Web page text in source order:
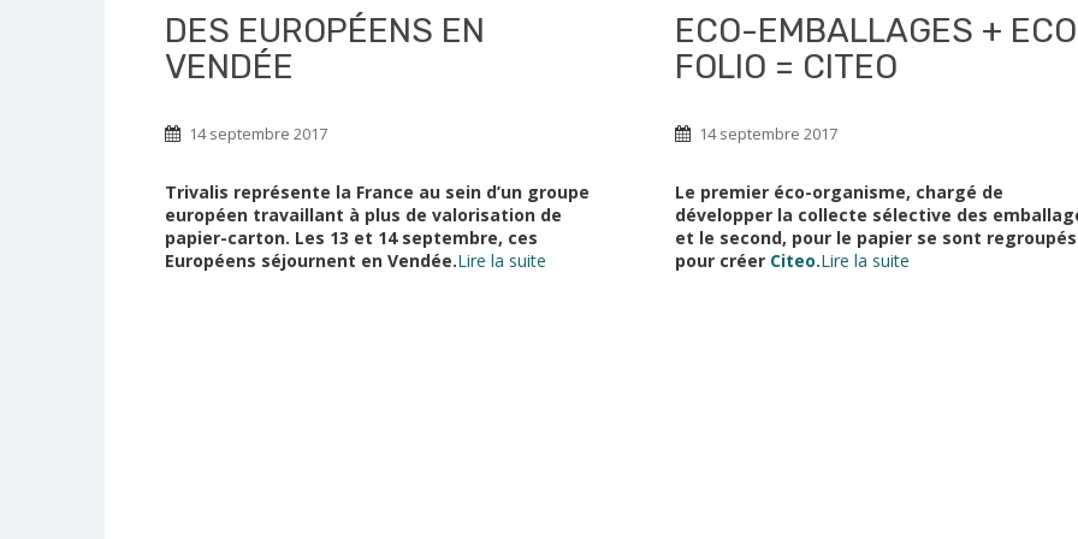
DES EUROPÉENS EN
VENDÉE
14 septembre 2017
Trivalis représente la France au sein d’un groupe
européen travaillant à plus de valorisation de
papier-carton. Les 13 et 14 septembre, ces
Européens séjournent en Vendée.Lire la suite
ECO-EMBALLAGES +
FOLIO = CITEO
14 septembre 2017
Le premier éco-organisme, chargé de
développer la collecte sélective des
et le second, pour le papier se sont regroupés
pour créer Citeo.Lire la suite